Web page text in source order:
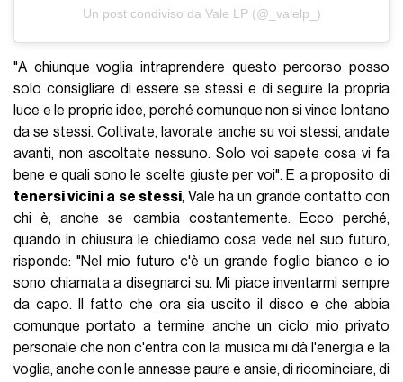
Un post condiviso da Vale LP (@_valelp_)
"A chiunque voglia intraprendere questo percorso posso
solo consigliare di essere se stessi e di seguire la propria
luce e le proprie idee, perché comunque non si vince lontano
da se stessi. Coltivate, lavorate anche su voi stessi, andate
avanti, non ascoltate nessuno. Solo voi sapete cosa vi fa
bene e quali sono le scelte giuste per voi". E a proposito di
tenersi vicini a se stessi, Vale ha un grande contatto con
chi è, anche se cambia costantemente. Ecco perché,
quando in chiusura le chiediamo cosa vede nel suo futuro,
risponde: "Nel mio futuro c'è un grande foglio bianco e io
sono chiamata a disegnarci su. Mi piace inventarmi sempre
da capo. Il fatto che ora sia uscito il disco e che abbia
comunque portato a termine anche un ciclo mio privato
personale che non c'entra con la musica mi dà l'energia e la
voglia, anche con le annesse paure e ansie, di ricominciare, di